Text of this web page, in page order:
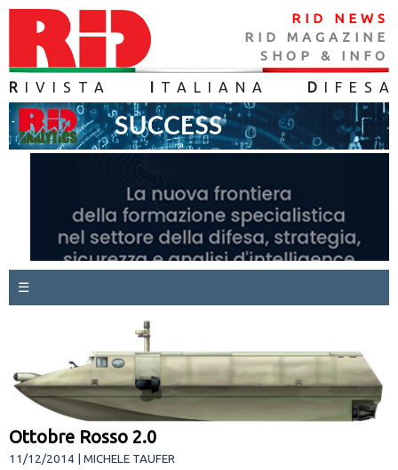
RID NEWS
RID MAGAZINE
SHOP & INFO
R IVISTA TALIANA D IFES A
☰
Ottobre Rosso 2.0
11/12/2014 | MICHELE TAUFER